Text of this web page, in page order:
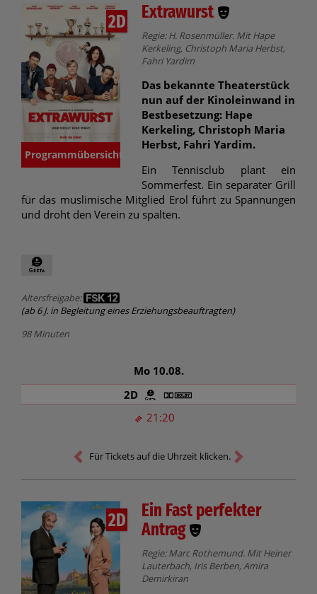
2D
Programmübersicht
Extrawurst
Regie: H. Rosenmüller. Mit Hape
Kerkeling, Christoph Maria Herbst,
Fahri Yardim
Das bekannte Theaterstück
nun auf der Kinoleinwand in
Bestbesetzung: Hape
Kerkeling, Christoph Maria
Herbst, Fahri Yardim.
Ein Tennisclub plant ein
Sommerfest. Ein separater Grill
für das muslimische Mitglied Erol führt zu Spannungen
und droht den Verein zu spalten.
Altersfreigabe:
(ab 6 J. in Begleitung eines Erziehungsbeauftragten)
98 Minuten
Mo 10.08.
21:20
2D
Für Tickets auf die Uhrzeit klicken.
2D
Ein Fast perfekter
Antrag
Regie: Marc Rothemund. Mit Heiner
Lauterbach, Iris Berben, Amira
Demirkiran